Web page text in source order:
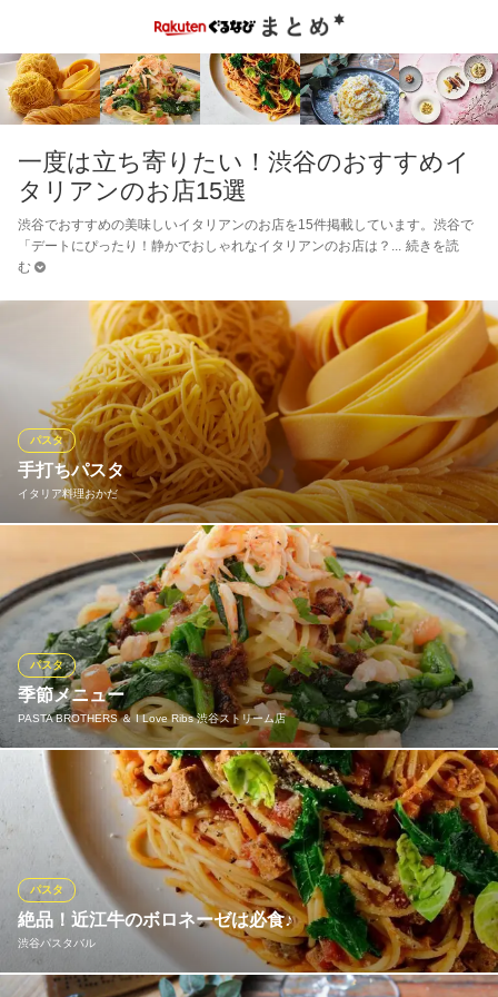
一度は立ち寄りたい！渋谷のおすすめイ
タリアンのお店15選
渋谷でおすすめの美味しいイタリアンのお店を15件掲載しています。渋谷で
「デートにぴったり！静かでおしゃれなイタリアンのお店は？
続きを読
む
手打ちパスタ
イタリア料理おかだ
パスタ
生パスタは合わせるソースによって配合、粉の種類をつくり分け
ています。 パスタのソースによりスパゲッティーニ、ショートパ
スタなどの乾麺も使います。
イタリア料理おかだ
イタリア料理
地下鉄千代田線代々木公園駅2番出口 徒歩8分
東京都渋谷区神山町7-12 太田ビル1F
季節メニュー
PASTA BROTHERS ＆ I Love Ribs 渋谷ストリーム店
パスタ
季節ごとに旬のパスタをご用意しております。
PASTA BROTHERS ＆ I Love Ribs 渋谷ストリーム店
生パスタとプライムリブ
地下鉄副都心線渋谷駅 徒歩1分
東京都渋谷区渋谷3-21-3 渋谷ストリーム2F
絶品！近江牛のボロネーゼは必食♪
渋谷パスタバル
パスタ